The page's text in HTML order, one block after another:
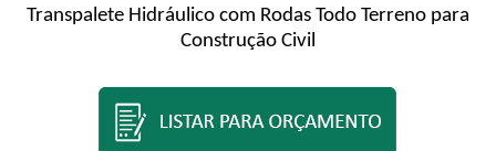
Transpalete Hidráulico com Rodas Todo Terreno para
Construção Civil